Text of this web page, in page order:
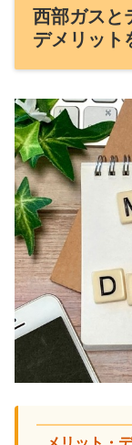
西部ガスと
デメリット